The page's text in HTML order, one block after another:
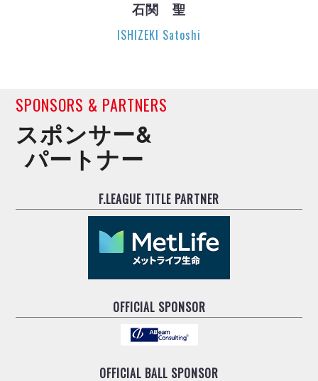
石関 聖
ISHIZEKI Satoshi
SPONSORS & PARTNERS
スポンサー&
パートナー
F.LEAGUE TITLE PARTNER
OFFICIAL SPONSOR
OFFICIAL BALL SPONSOR